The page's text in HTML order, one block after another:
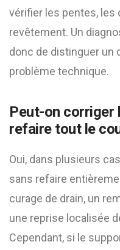
vérifier les pentes, les
revêtement. Un
donc de distinguer un
problème technique.
Peut-on corriger
refaire tout le
Oui, dans plusieurs
sans refaire
curage de drain, un
une reprise localisée
Cependant, si le